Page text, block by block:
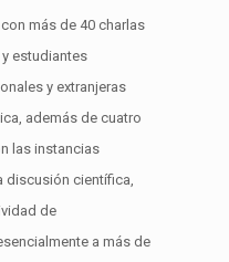
más de 40 charlas
estudiantes
y extranjeras
además de cuatro
las instancias
discusión científica,
de
a más de